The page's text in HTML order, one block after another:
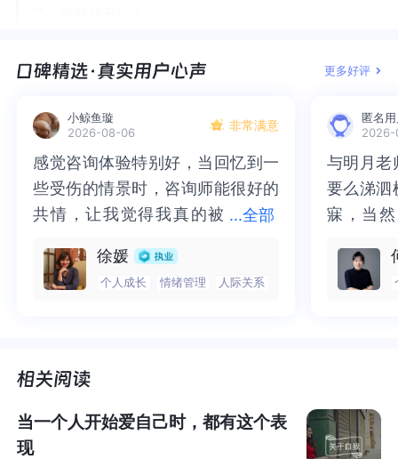
——小陈
TO:
小陈你好！感谢你的信任，岩心很高兴收到你的来信。
生活是不可预测的，有时得意，有时失意，经常牵动我们
自我调节系统，帮助我们管理情绪。这套系统也有失灵的
时候，当情绪超出了它的可承受范围，它便有可能宣布罢
很好，但当它被长时间拉扯到极限时，就会变得松松垮
垮。
自我概念(Self-Concept)与自尊心(Self-Esteem)是决
定我们的“情绪橡皮筋”是否有弹性的重要因素。
更多好评
小鲸鱼璇
2026-08-06
非常满意
...全部
感觉咨询体验特别好，当回忆到一
些受伤的情景时，咨询师能很好的
共情，让我觉得我真的被
一部分未处理的情绪被注意到了，
而且当咨询师准确说出我当时的情
觉轻快了很多，感觉轻松了。很感
谢咨询师姐姐！
感觉咨询体验特别好，当回忆到一
些受伤的情景时，咨询师能很好的
共情，让我觉得我真的被抱住了。
处理的情绪被注意到了，而且当咨
询师准确说出我当时的情绪，我感
了很多，感觉轻松了。很感谢咨询
师姐姐！
徐媛
个人成长 情绪管理 人际关系
匿名
2026-
与明月老
要么涕泗
寐，当
来，觉
再困于
与明月老
要么涕泗
寐，当然
不必再
梏，更
当一个人开始爱自己时，都有这个表
现